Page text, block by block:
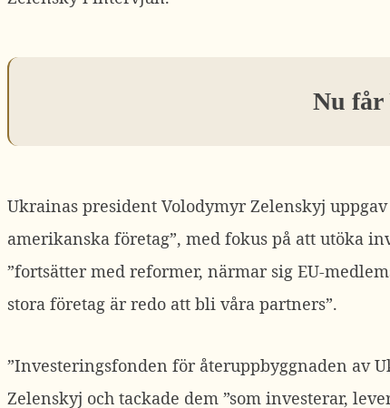
Nu får
Ukrainas president Volodymyr Zelenskyj
amerikanska företag”, med fokus på att utöka
”fortsätter med reformer, närmar sig EU-
stora företag är redo att bli våra partners”.
”Investeringsfonden för återuppbyggnaden av
Zelenskyj och tackade dem ”som investerar,